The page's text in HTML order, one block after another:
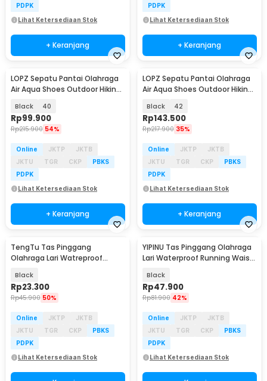
PDPK
Lihat Ketersediaan Stok
+ Keranjang
PDPK
Lihat Ketersediaan Stok
+ Keranjang
LOPZ Sepatu Pantai Olahraga
Air Aqua Shoes Outdoor Hiking
Black 40
Rp99.900
Rp215.900 54%
Online JKTP
JKTB
JKTU
TGR CKP
PBKS
PDPK
Lihat Ketersediaan Stok
+ Keranjang
LOPZ Sepatu Pantai Olahraga
Air Aqua Shoes Outdoor Hiking
Black 42
Rp143.500
Rp217.900 35%
Online JKTP
JKTB
JKTU
TGR CKP
PBKS
PDPK
Lihat Ketersediaan Stok
+ Keranjang
TengTu Tas Pinggang
Olahraga Lari Watreproof
TK3
Black
Rp23.300
Rp45.900 50%
Online JKTP
JKTB
JKTU
TGR CKP
PBKS
PDPK
Lihat Ketersediaan Stok
YIPINU Tas Pinggang Olahraga
Lari Waterproof Running Waist
Black
Rp47.900
Rp81.900 42%
Online JKTP
JKTB
JKTU
TGR CKP
PBKS
PDPK
Lihat Ketersediaan Stok